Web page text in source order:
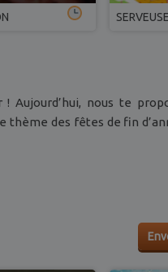
SERVEUSE
Aujourd’hui, nous te
des fêtes de fin